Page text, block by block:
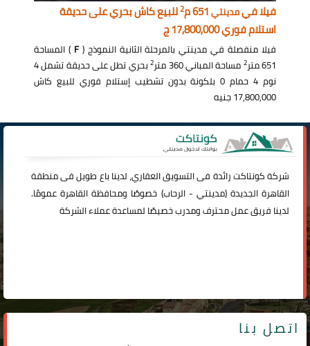
فيلا فيمدينتي 2للبيع كاش بحري على حديقة
استلام فوري 17,800,000 ج
فيلا منفصلة في مدينتي بالمرحلة الثانية النموذج (F ) المساحة
651 متر
2 مساحة المباني 360 متر 2
بحري تطل على حديقة تشمل 4
نوم 4 حمام 0 بلكونة بدون تشطيب إستلام فوري للبيع كاش
17,800,000 جنيه
شركةكونتاكترائدة فى التسويق العقاري، لدينا باع طويل فى منطقة
القاهرة الجديدة (مدينتي -الرحاب) خصوصًا ومحافظة القاهرة عمومًا.
لدينا فريق عمل محترف ومدرب خصيصًا لمساعدة عملاء الشركة
اتصل بنا